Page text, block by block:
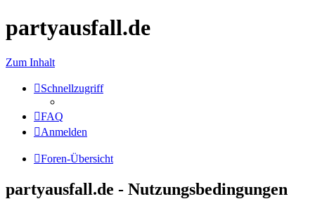
partyausfall.de
Zum Inhalt
Schnellzugriff
FAQ
Anmelden
Foren-Übersicht
partyausfall.de - Nutzungsbedingungen